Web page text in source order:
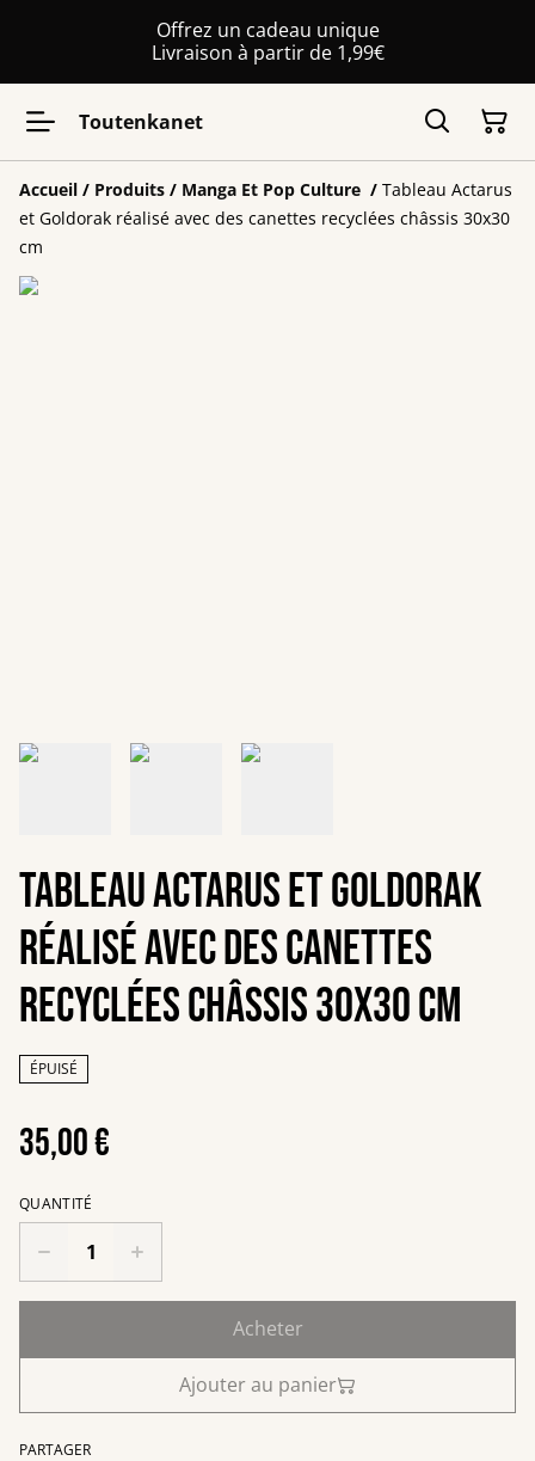
Offrez un cadeau unique
Livraison à partir de 1,99€
Toutenkanet
Accueil / Produits / Manga Et Pop Culture / Tableau Actarus
et Goldorak réalisé avec des canettes recyclées châssis 30x30
cm
Tableau Actarus et Goldorak
réalisé avec des canettes
recyclées châssis 30x30 cm
ÉPUISÉ
35,00 €
QUANTITÉ
Acheter
Ajouter au panier
PARTAGER